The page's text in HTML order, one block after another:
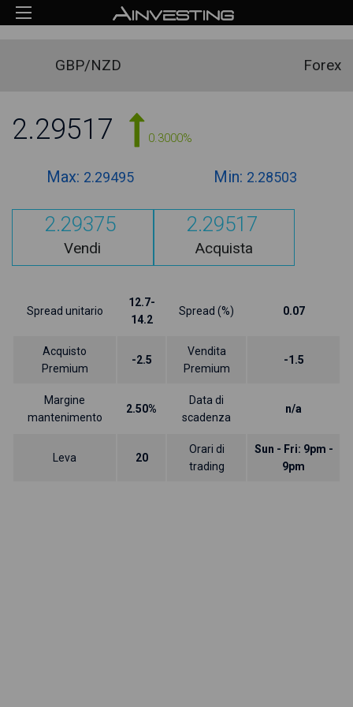
GBP/NZD Forex
2.29517 0.3000%
Max: 2.29495 Min: 2.28503
2.29375
Vendi
2.29517
Acquista
Spread unitario
12.7-
14.2
Spread (%) 0.07
Acquisto
Premium
-2.5
Vendita
Premium
-1.5
Margine
mantenimento
2.50%
Data di
scadenza
n/a
Leva 20
Orari di
trading
Sun - Fri: 9pm -
9pm